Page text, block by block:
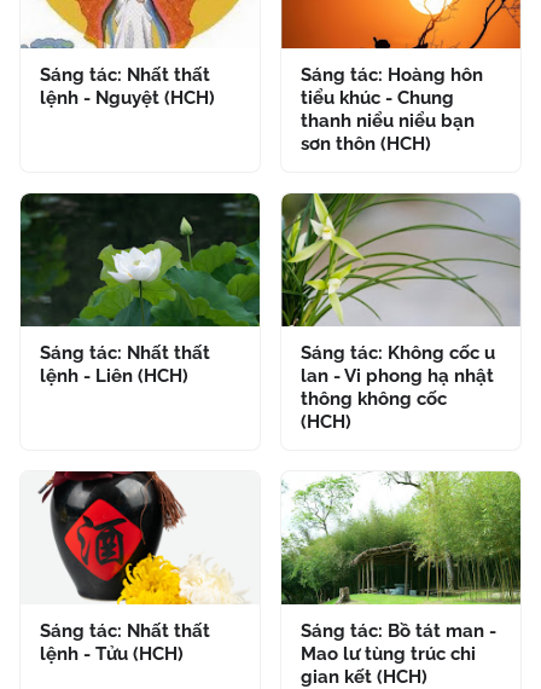
Sáng tác: Nhất thất
lệnh - Nguyệt (HCH)
Sáng tác: Hoàng hôn
tiểu khúc - Chung
thanh niểu niểu bạn
sơn thôn (HCH)
Sáng tác: Nhất thất
lệnh - Liên (HCH)
Sáng tác: Không cốc u
lan - Vi phong hạ nhật
thông không cốc
(HCH)
Sáng tác: Nhất thất
lệnh - Tửu (HCH)
Sáng tác: Bồ tát man -
Mao lư tùng trúc chi
gian kết (HCH)